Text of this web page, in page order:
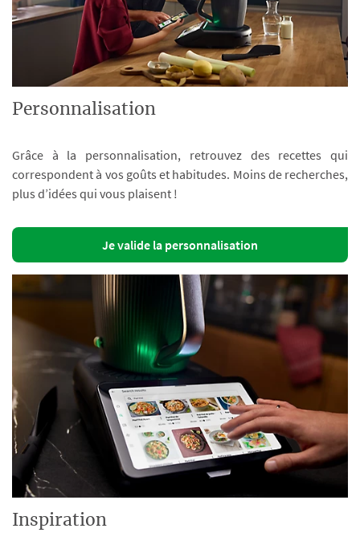
Personnalisation
Grâce à la personnalisation, retrouvez des recettes qui
correspondent à vos goûts et habitudes. Moins de recherches,
plus d’idées qui vous plaisent !
Je valide la personnalisation
Inspiration